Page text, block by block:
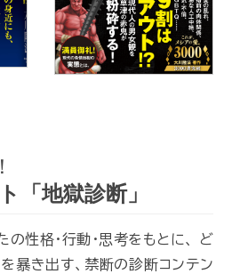
「地獄診断」
の性格・行動・思考をもとに、 ど
暴き出す、禁断の診断コンテン